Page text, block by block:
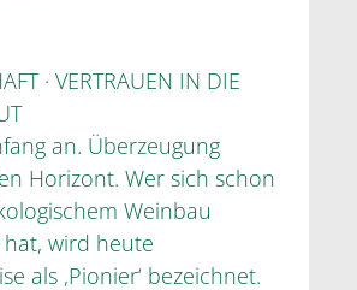
· VERTRAUEN IN DIE
an. Überzeugung
Horizont. Wer sich schon
Weinbau
wird heute
als ‚Pionier‘ bezeichnet.